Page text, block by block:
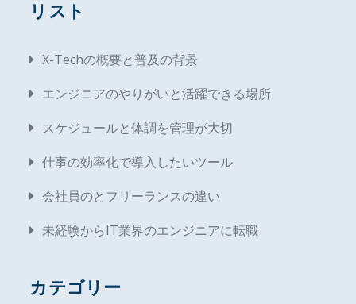
リスト
X-Techの概要と普及の背景
エンジニアのやりがいと活躍できる場所
スケジュールと体調を管理が大切
仕事の効率化で導入したいツール
会社員のとフリーランスの違い
未経験からIT業界のエンジニアに転職
カテゴリー